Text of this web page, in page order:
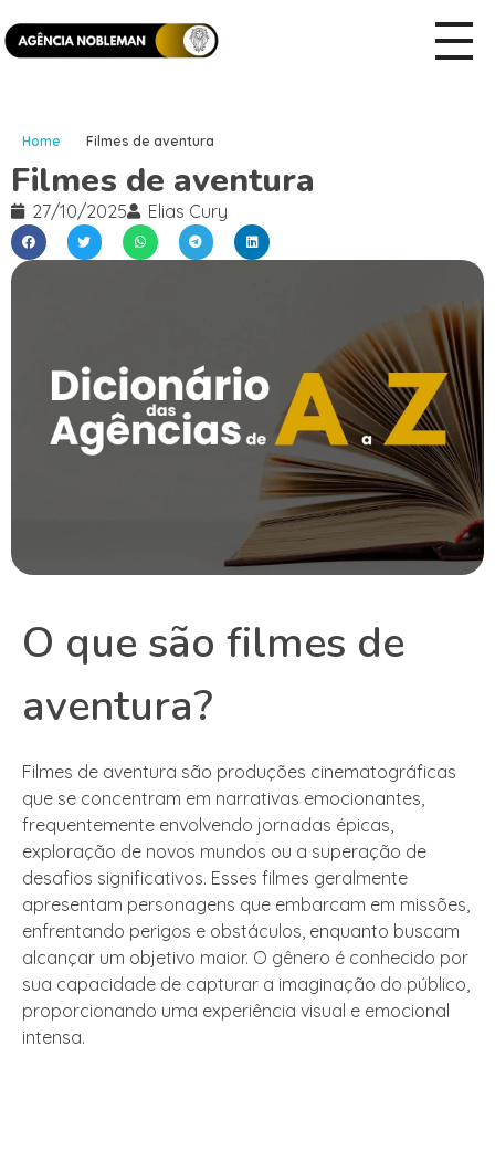
Home Filmes de aventura
Filmes de aventura
27/10/2025 Elias Cury
O que são filmes de
aventura?
Filmes de aventura são produções cinematográficas
que se concentram em narrativas emocionantes,
frequentemente envolvendo jornadas épicas,
exploração de novos mundos ou a superação de
desafios significativos. Esses filmes geralmente
apresentam personagens que embarcam em missões,
enfrentando perigos e obstáculos, enquanto buscam
alcançar um objetivo maior. O gênero é conhecido por
sua capacidade de capturar a imaginação do público,
proporcionando uma experiência visual e emocional
intensa.